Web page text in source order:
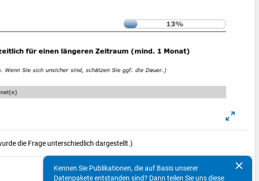
die Frage unterschiedlich dargestellt.)
clear
Kennen Sie Publikationen, die auf Basis unserer
Datenpakete entstanden sind? Dann teilen Sie uns diese